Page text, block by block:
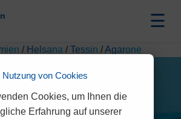
☰
/ Helsana / Tessin /Agarone
Nutzung von Cookies
Cookies, um Ihnen die
Erfahrung auf unserer